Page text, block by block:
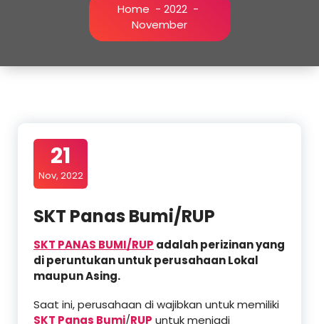
Home - 2022 -
November
21
Nov, 2022
SKT Panas Bumi/RUP
SKT PANAS BUMI/RUP adalah perizinan yang
di peruntukan untuk perusahaan Lokal
maupun Asing.
Saat ini, perusahaan di wajibkan untuk memiliki
SKT Panas Bumi/RUP untuk menjadi